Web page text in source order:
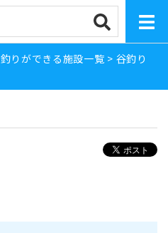
釣りができる施設一覧 > 谷釣り